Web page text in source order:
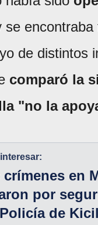
de distintos
comparó la
"no la
crímenes en
por
de